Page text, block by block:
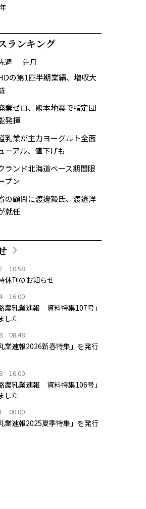
ランキング
週 先月
の第1四半期業績、増収大
棄ゼロ、熊本地震で指定団
発揮
乳業が主力ヨーグルト全面
ーアル、値下げも
ランド北海道ベース期間限
プン
の顧問に渡邊毅氏、渡邉洋
就任
10:58
休刊のお知らせ
16:00
農乳業速報 資料特集107号」
した
08:48
速報2026新春特集」を発行
16:00
農乳業速報 資料特集106号」
した
00:00
速報2025夏季特集」を発行